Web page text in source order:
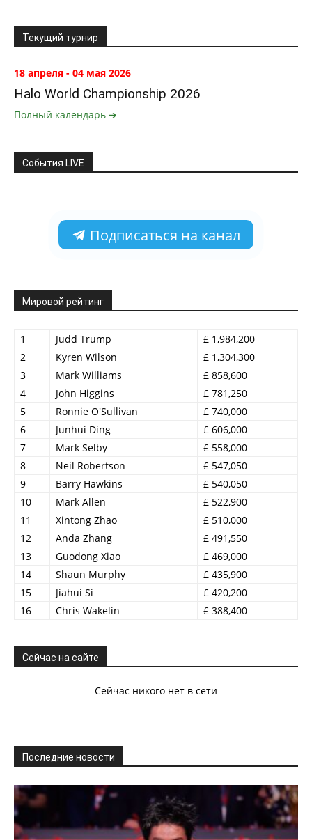
Текущий турнир
18 апреля - 04 мая 2026
Halo World Championship 2026
Полный календарь ➔
События LIVE
Подписаться на канал
Мировой рейтинг
1 Judd Trump
£ 1,984,200
2
Kyren Wilson
£ 1,304,300
3
Mark Williams
£ 858,600
4
John Higgins
£ 781,250
5
Ronnie O'Sullivan
£ 740,000
6
Junhui Ding
£ 606,000
7
Mark Selby
£ 558,000
8
Neil Robertson
£ 547,050
9
Barry Hawkins
£ 540,050
10
Mark Allen
£ 522,900
11
Xintong Zhao
£ 510,000
12
Anda Zhang
£ 491,550
13
Guodong Xiao
£ 469,000
14
Shaun Murphy
£ 435,900
15
Jiahui Si
£ 420,200
16
Chris Wakelin £ 388,400
Сейчас на сайте
Сейчас никого нет в сети
Последние новости